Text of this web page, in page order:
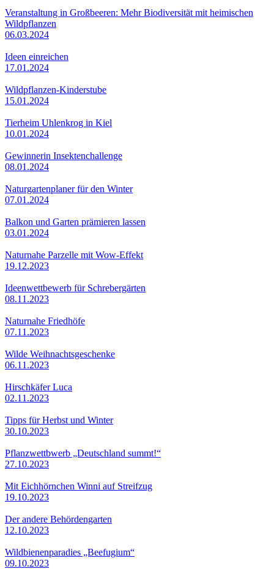
Veranstaltung in Großbeeren: Mehr Biodiversität mit heimischen
Wildpflanzen
06.03.2024
Ideen einreichen
17.01.2024
Wildpflanzen-Kinderstube
15.01.2024
Tierheim Uhlenkrog in Kiel
10.01.2024
Gewinnerin Insektenchallenge
08.01.2024
Naturgartenplaner für den Winter
07.01.2024
Balkon und Garten prämieren lassen
03.01.2024
Naturnahe Parzelle mit Wow-Effekt
19.12.2023
Ideenwettbewerb für Schrebergärten
08.11.2023
Naturnahe Friedhöfe
07.11.2023
Wilde Weihnachtsgeschenke
06.11.2023
Hirschkäfer Luca
02.11.2023
Tipps für Herbst und Winter
30.10.2023
Pflanzwettbwerb „Deutschland summt!“
27.10.2023
Mit Eichhörnchen Winni auf Streifzug
19.10.2023
Der andere Behördengarten
12.10.2023
Wildbienenparadies „Beefugium“
09.10.2023